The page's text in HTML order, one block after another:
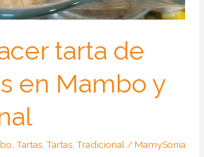
tarta de
en Mambo y
,Tartas,Tartas,Tradicional/ MamySonia